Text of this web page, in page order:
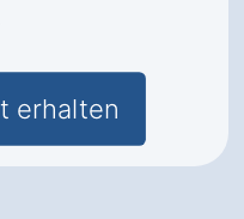
erhalten